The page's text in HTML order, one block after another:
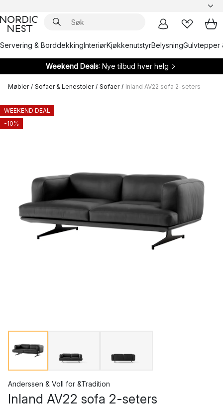
Servering & BorddekkingInteriørKjøkkenutstyrBelysningGulvtepper
Weekend Deals: Nye tilbud hver helg
Møbler / Sofaer & Lenestoler / Sofaer / Inland AV22 sofa 2-seters
WEEKEND DEAL
-10%
Anderssen & Voll for &Tradition
Inland AV22 sofa 2-seters